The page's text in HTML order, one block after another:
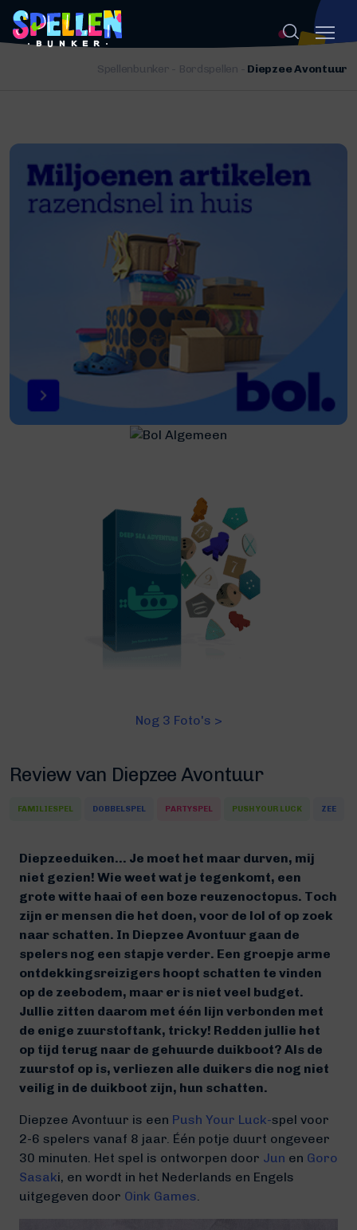
Spellenbunker - Bordspellen - Diepzee Avontuur
Nog 3 Foto's >
Review van Diepzee Avontuur
FAMILIESPEL DOBBELSPEL PARTYSPEL PUSH YOUR LUCK ZEE
Diepzeeduiken… Je moet het maar durven, mij
niet gezien! Wie weet wat je tegenkomt, een
grote witte haai of een boze reuzenoctopus. Toch
zijn er mensen die het doen, voor de lol of op zoek
naar schatten. In Diepzee Avontuur gaan de
spelers nog een stapje verder. Een groepje arme
ontdekkingsreizigers hoopt schatten te vinden
op de zeebodem, maar er is niet veel budget.
Jullie zitten daarom met één lijn verbonden met
de enige zuurstoftank, tricky! Redden jullie het
op tijd terug naar de gehuurde duikboot? Als de
zuurstof op is, verliezen alle duikers die nog niet
veilig in de duikboot zijn, hun schatten.
Diepzee Avontuur is een Push Your Luck-spel voor
2-6 spelers vanaf 8 jaar. Één potje duurt ongeveer
30 minuten. Het spel is ontworpen door Jun en Goro
Sasaki, en wordt in het Nederlands en Engels
uitgegeven door Oink Games.